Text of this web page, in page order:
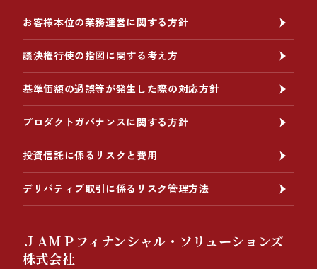
お客様本位の業務運営に関する方針
議決権行使の指図に関する考え方
基準価額の過誤等が発生した際の対応方針
プロダクトガバナンスに関する方針
投資信託に係るリスクと費用
デリバティブ取引に係るリスク管理方法
ＪＡＭＰフィナンシャル・ソリューションズ
株式会社